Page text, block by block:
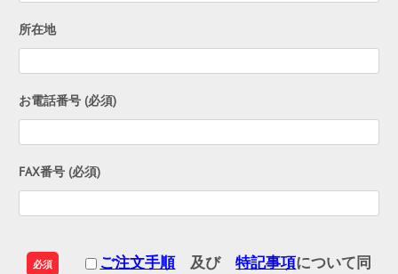
所在地
お電話番号 (必須)
FAX番号 (必須)
必須 ご注文手順及び特記事項について同